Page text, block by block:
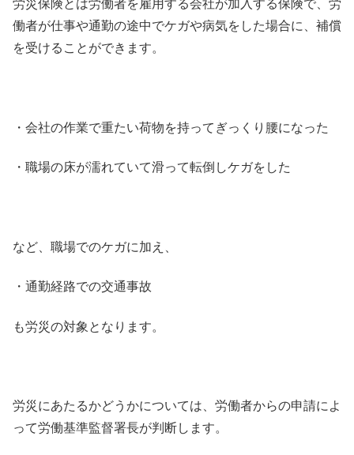
労災保険とは労働者を雇用する会社が加入する保険で、労
働者が仕事や通勤の途中でケガや病気をした場合に、補償
を受けることができます。
・会社の作業で重たい荷物を持ってぎっくり腰になった
・職場の床が濡れていて滑って転倒しケガをした
など、職場でのケガに加え、
・通勤経路での交通事故
も労災の対象となります。
労災にあたるかどうかについては、労働者からの申請によ
って労働基準監督署長が判断します。